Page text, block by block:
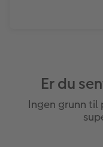
Er du
Ingen grunn